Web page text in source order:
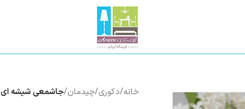
خانه/دکوری/چیدمان/جاشمعی شیشه ای glasig